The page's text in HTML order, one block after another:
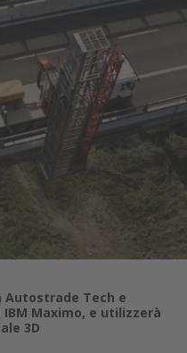
Tech e
Maximo, e utilizzerà
3D